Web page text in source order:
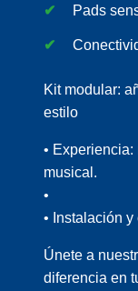
Pads
Kit modular:
estilo
•
musical.
•
• Instalación
Únete a
diferencia en